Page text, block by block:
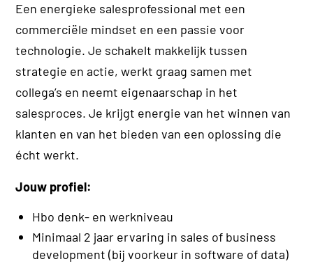
Een energieke salesprofessional met een
commerciële mindset en een passie voor
technologie. Je schakelt makkelijk tussen
strategie en actie, werkt graag samen met
collega’s en neemt eigenaarschap in het
salesproces. Je krijgt energie van het winnen van
klanten en van het bieden van een oplossing die
écht werkt.
Jouw profiel:
Hbo denk- en werkniveau
Minimaal 2 jaar ervaring in sales of business
development (bij voorkeur in software of data)